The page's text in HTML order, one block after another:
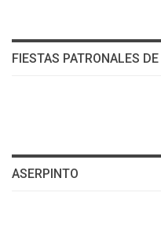
FIESTAS PATRONALES
ASERPINTO